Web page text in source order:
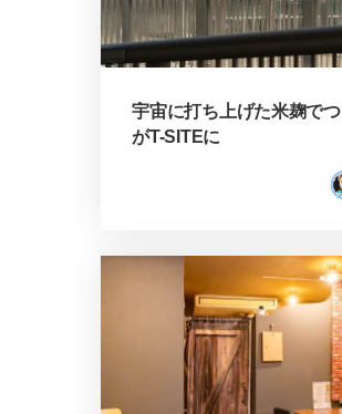
宇宙に打ち上げた米麹で
がT-SITEに